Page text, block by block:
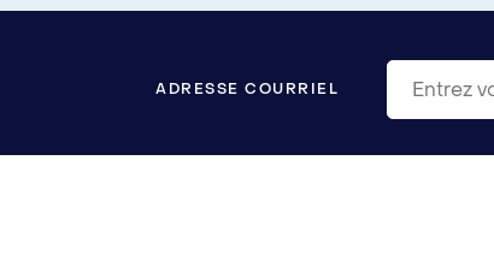
ADRESSE COURRIEL